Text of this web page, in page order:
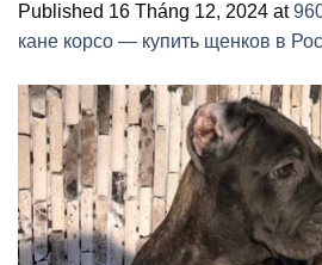
Published 16 Tháng 12, 2024 at
кане корсо — купить щенков в